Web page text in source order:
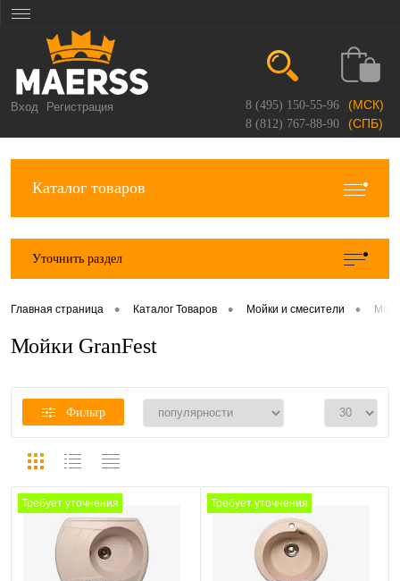
Вход Регистрация 8 (495) 150-55-96 (МСК)
8 (812) 767-88-90 (СПБ)
Каталог товаров
Уточнить раздел
Главная страница • Каталог Товаров • Мойки и смесители •
Мойки GranFest
Фильтр
Требует уточнения Требует уточнения